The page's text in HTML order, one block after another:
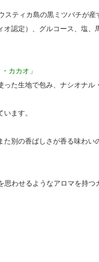
スティカ島の黒ミツバチが
認定）、グルコース、塩、
カカオ」
た生地で包み、ナシオナル
ます。
別の香ばしさが香る味わい
わせるようなアロマを持つ